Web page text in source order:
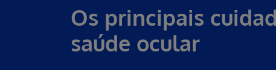
Os principais
saúde ocular